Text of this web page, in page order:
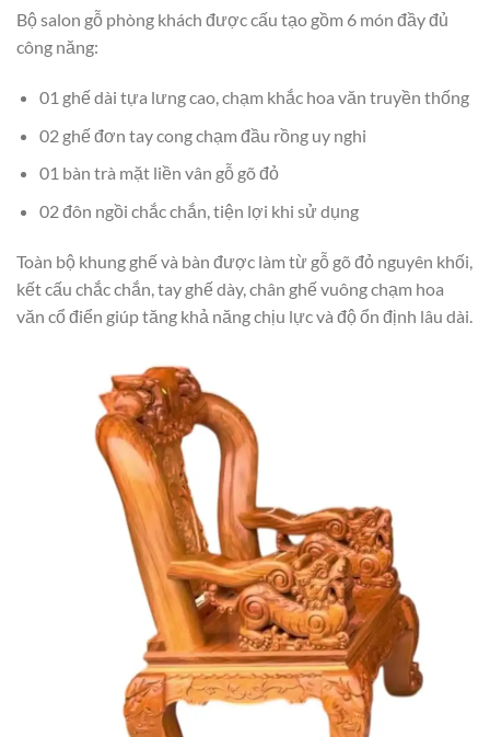
Bộ salon gỗ phòng khách được cấu tạo gồm 6 món đầy đủ
công năng:
01 ghế dài tựa lưng cao, chạm khắc hoa văn truyền thống
02 ghế đơn tay cong chạm đầu rồng uy nghi
01 bàn trà mặt liền vân gỗ gõ đỏ
02 đôn ngồi chắc chắn, tiện lợi khi sử dụng
Toàn bộ khung ghế và bàn được làm từ gỗ gõ đỏ nguyên khối,
kết cấu chắc chắn, tay ghế dày, chân ghế vuông chạm hoa
văn cổ điển giúp tăng khả năng chịu lực và độ ổn định lâu dài.